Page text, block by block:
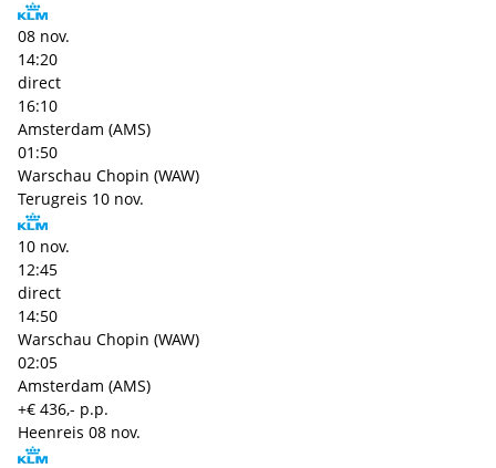
08 nov.
14:20
direct
16:10
Amsterdam (AMS)
01:50
Warschau Chopin (WAW)
Terugreis 10 nov.
10 nov.
12:45
direct
14:50
Warschau Chopin (WAW)
02:05
Amsterdam (AMS)
+€ 436,- p.p.
Heenreis 08 nov.